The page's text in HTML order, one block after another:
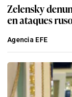
Zelensky
en ataques
Agencia EFE